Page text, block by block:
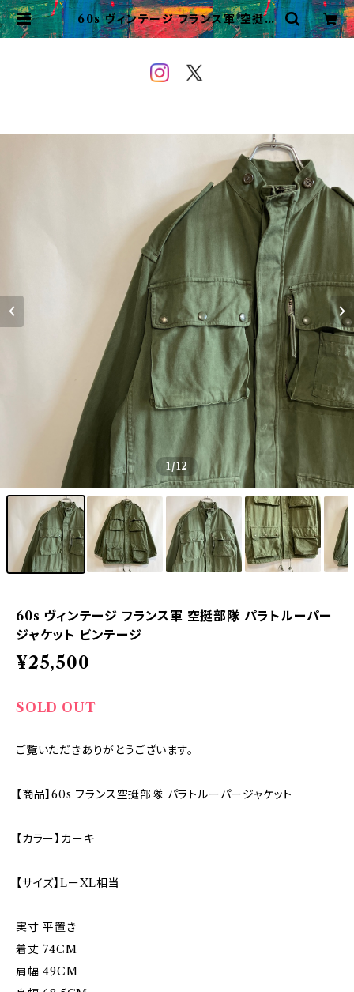
60s ヴィンテージ フランス軍 空挺部
隊 パラトルーパージャケット ビンテ
1/12
60s ヴィンテージ フランス軍 空挺部隊 パラトルーパー
ジャケット ビンテージ
¥25,500
SOLD OUT
ご覧いただきありがとうございます。
【商品】60s フランス空挺部隊 パラトルーパージャケット
【カラー】カーキ
【サイズ】LーXL相当
実寸 平置き
着丈 74CM
肩幅 49CM